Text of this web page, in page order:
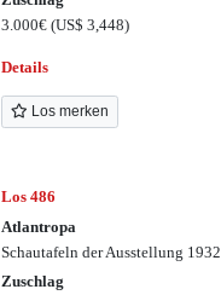
3.000€(US$ 3,448)
Details
Los merken
Los 486
Atlantropa
Schautafeln der Ausstellung 1932.
Zuschlag